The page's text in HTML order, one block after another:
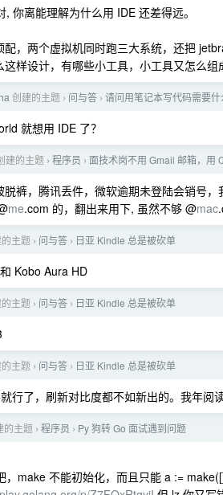
, 你离能理解为什么用 IDE 还差得远。
，两个虚拟机同时跑三大系统，还把
样设计，有哪些小工具，小工具又怎么组
创建的主题 › 问与答 › 请问用笔记本写代码需要
就想用 IDE 了？
建的主题 › 程序员 › 面技术岗不用 Gmail 邮箱，用
裤，腾讯丢件，微软逾期未登陆会销号，
me.com 的，翻出来用下, 虽然不够 @mac
主题 › 问与答 › 日亚 Kindle 总是被砍单
Kobo Aura HD
主题 › 问与答 › 日亚 Kindle 总是被砍单
主题 › 问与答 › 日亚 Kindle 总是被砍单
行了，刷新对比度都不如新出的。我年阅
的主题 › 程序员 › Py 狗转 Go 面试遇到问题
，make 不能初始化，而且只能 a :=